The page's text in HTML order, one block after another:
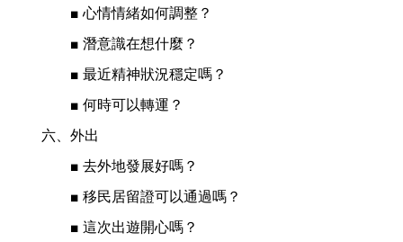
■ 心情情緒如何調整？
■ 潛意識在想什麼？
■ 最近精神狀況穩定嗎？
■ 何時可以轉運？
六、外出
■ 去外地發展好嗎？
■ 移民居留證可以通過嗎？
■ 這次出遊開心嗎？